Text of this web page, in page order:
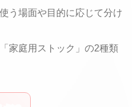
う場面や目的に応じて分け
家庭用ストック」の2種類